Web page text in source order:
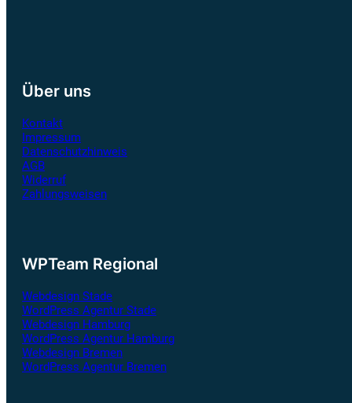
Über uns
Kontakt
Impressum
Datenschutzhinweis
AGB
Widerruf
Zahlungsweisen
WPTeam Regional
Webdesign Stade
WordPress Agentur Stade
Webdesign Hamburg
WordPress Agentur Hamburg
Webdesign Bremen
WordPress Agentur Bremen